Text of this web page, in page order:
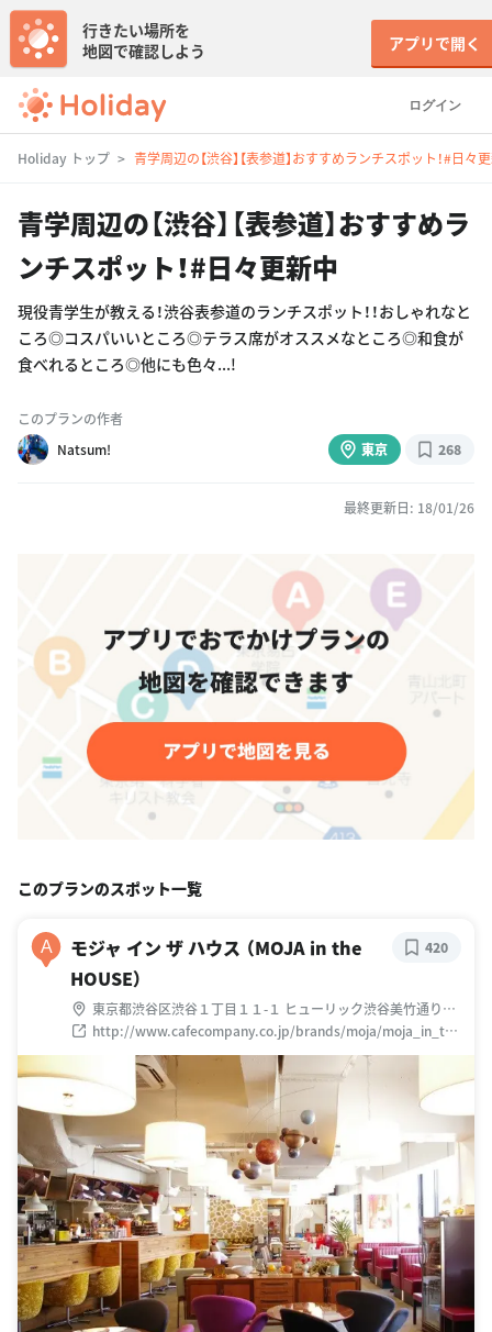
ログイン
行きたい場所を
地図で確認しよう
アプリで開く
Holiday トップ 青学周辺の【渋谷】【表参道】おすすめランチスポット！#日々
青学周辺の【渋谷】【表参道】おすすめラ
ンチスポット！#日々更新中
現役青学生が教える！渋谷表参道のランチスポット！！おしゃれなと
ころ◎コスパいいところ◎テラス席がオススメなところ◎和食が
食べれるところ◎他にも色々...!
このプランの作者
Natsum!
東京 268
最終更新日: 18/01/26
このプランのスポット一覧
A
モジャ イン ザ ハウス （MOJA in the
HOUSE）
東京都渋谷区渋谷１丁目１１-１ ヒューリック渋谷美竹通りビ
ル 2F
http://www.cafecompany.co.jp/brands/moja/moja_in_the
_house/index.html
420